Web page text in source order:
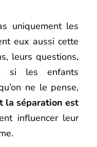
uniquement les
eux aussi cette
leurs questions,
si les enfants
ne le pense,
la séparation est
influencer leur